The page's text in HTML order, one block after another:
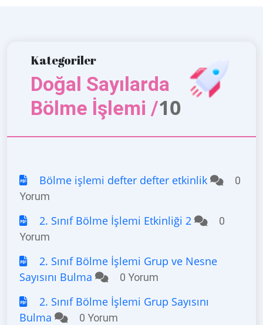
Kategoriler
Doğal Sayılarda
Bölme İşlemi /10
Bölme işlemi defter defter etkinlik
0
Yorum
2. Sınıf Bölme İşlemi Etkinliği 2
0
Yorum
2. Sınıf Bölme İşlemi Grup ve Nesne
Sayısını Bulma
0 Yorum
2. Sınıf Bölme İşlemi Grup Sayısını
Bulma
0 Yorum